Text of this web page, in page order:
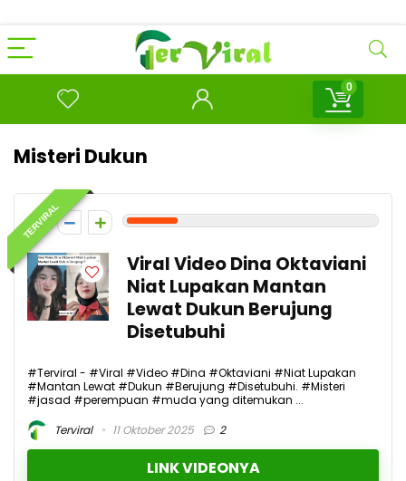
0
Misteri Dukun
TERVIRAL
2
Viral Video Dina Oktaviani
Niat Lupakan Mantan
Lewat Dukun Berujung
Disetubuhi
#Terviral - #Viral #Video #Dina #Oktaviani #Niat Lupakan
#Mantan Lewat #Dukun #Berujung #Disetubuhi. #Misteri
#jasad #perempuan #muda yang ditemukan ...
Terviral
11 Oktober 2025 2
LINK VIDEONYA